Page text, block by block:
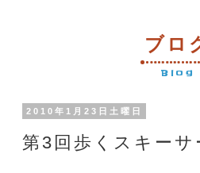
ブロ
Blog
2010年1月23日土曜日
第3回歩くスキーサ